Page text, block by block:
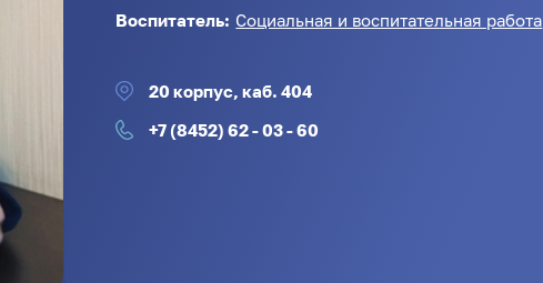
Воспитатель: Социальная и воспитательная работа
20 корпус, каб. 404
+7 (8452) 62 - 03 - 60